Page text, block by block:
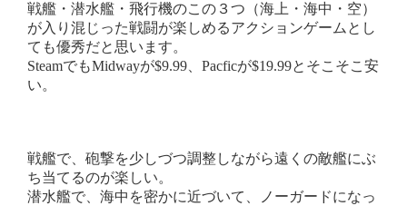
戦艦・潜水艦・飛行機のこの３つ（海上・海中・空）
が入り混じった戦闘が楽しめるアクションゲームとし
ても優秀だと思います。
SteamでもMidwayが$9.99、Pacficが$19.99とそこそこ安
い。
戦艦で、砲撃を少しづつ調整しながら遠くの敵艦にぶ
ち当てるのが楽しい。
潜水艦で、海中を密かに近づいて、ノーガードになっ